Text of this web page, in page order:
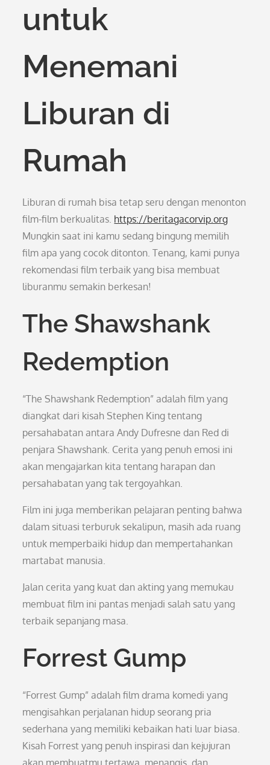
untuk
Menemani
Liburan di
Rumah
Liburan di rumah bisa tetap seru dengan menonton
film-film berkualitas. https://beritagacorvip.org
Mungkin saat ini kamu sedang bingung memilih
film apa yang cocok ditonton. Tenang, kami punya
rekomendasi film terbaik yang bisa membuat
liburanmu semakin berkesan!
The Shawshank
Redemption
“The Shawshank Redemption” adalah film yang
diangkat dari kisah Stephen King tentang
persahabatan antara Andy Dufresne dan Red di
penjara Shawshank. Cerita yang penuh emosi ini
akan mengajarkan kita tentang harapan dan
persahabatan yang tak tergoyahkan.
Film ini juga memberikan pelajaran penting bahwa
dalam situasi terburuk sekalipun, masih ada ruang
untuk memperbaiki hidup dan mempertahankan
martabat manusia.
Jalan cerita yang kuat dan akting yang memukau
membuat film ini pantas menjadi salah satu yang
terbaik sepanjang masa.
Forrest Gump
“Forrest Gump” adalah film drama komedi yang
mengisahkan perjalanan hidup seorang pria
sederhana yang memiliki kebaikan hati luar biasa.
Kisah Forrest yang penuh inspirasi dan kejujuran
akan membuatmu tertawa, menangis, dan